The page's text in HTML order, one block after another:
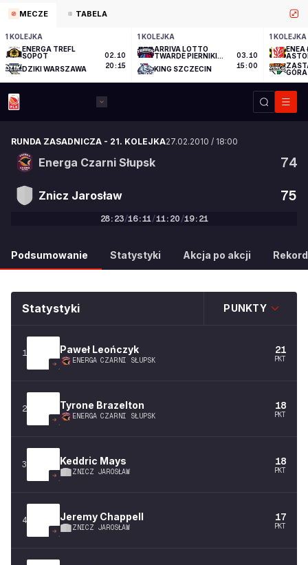
MECZE TABELA
1 KOLEJKA
ENERGA TREFL
SOPOT
DZIKI WARSZAWA
02.10
20:15
1 KOLEJKA
ARRIVA LOTTO
TWARDE PIERNIKI
KING SZCZECIN
03.10
15:00
1 KOLEJKA
ENEA
GÓRA
RUNDA ZASADNICZA - 21. KOLEJKA27.02.2010 / 18:00
Energa Czarni Słupsk 74
75
Znicz Jarosław
28: 23/16:11/11: 20 /19: 21
74:75
Podsumowanie Statystyki Akcja po akcji
Statystyki PUNKTY
1 Paweł Leończyk
ENERGA CZARNI SŁUPSK
21
PKT
2 Tyrone Brazelton
ENERGA CZARNI SŁUPSK
18
PKT
3 Keddric Mays
ZNICZ JAROSŁAW
18
PKT
4 Jeremy Chappell
ZNICZ JAROSŁAW
17
PKT